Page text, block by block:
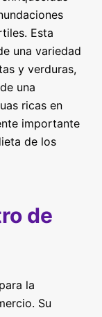
Esta
una variedad
y verduras,
una
ricas en
importante
de los
de
la
Su